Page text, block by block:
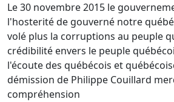
Le 30 novembre 2015 le
l'hosterité de gouverné notre
volé plus la corruptions au peuple
crédibilité envers le peuple
l'écoute des québécois et
démission de Philippe Couillard
compréhension